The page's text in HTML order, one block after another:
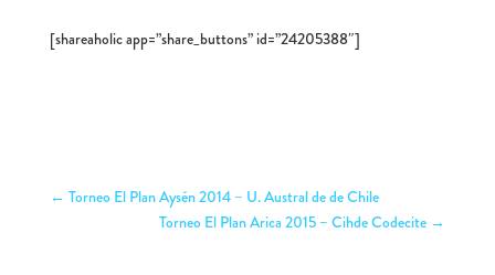
[shareaholic app=”share_buttons” id=”24205388″]
← Torneo El Plan Aysén 2014 – U. Austral de de Chile
Torneo El Plan Arica 2015 – Cihde Codecite →